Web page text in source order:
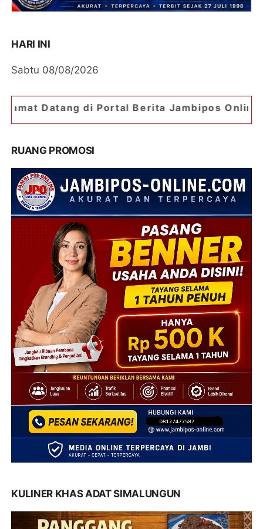
HARI INI
Sabtu 08/08/2026
Portal Berita Jambipos Online. Portal Berita
RUANG PROMOSI
KULINER KHAS ADAT SIMALUNGUN